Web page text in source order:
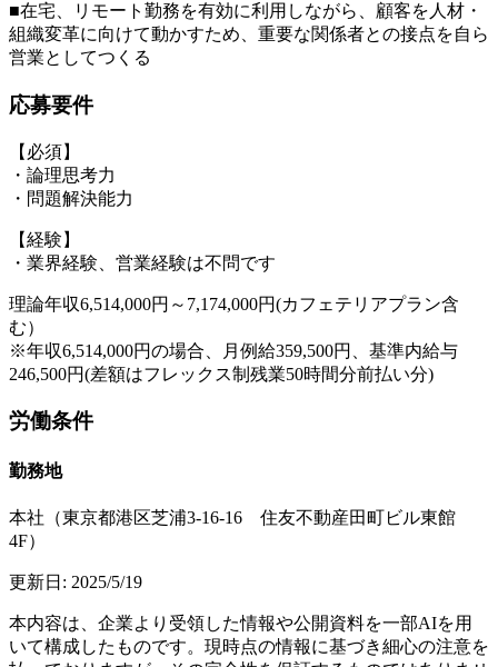
■在宅、リモート勤務を有効に利用しながら、顧客を人材・
組織変革に向けて動かすため、重要な関係者との接点を自ら
営業としてつくる
応募要件
【必須】
・論理思考力
・問題解決能力
【経験】
・業界経験、営業経験は不問です
理論年収6,514,000円～7,174,000円(カフェテリアプラン含
む）
※年収6,514,000円の場合、月例給359,500円、基準内給与
246,500円(差額はフレックス制残業50時間分前払い分)
労働条件
勤務地
本社（東京都港区芝浦3-16-16 住友不動産田町ビル東館
4F）
更新日: 2025/5/19
本内容は、企業より受領した情報や公開資料を一部AIを用
いて構成したものです。現時点の情報に基づき細心の注意を